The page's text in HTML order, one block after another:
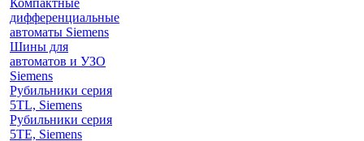
Компактные
дифференциальные
автоматы Siemens
Шины для
автоматов и УЗО
Siemens
Рубильники серия
5TL, Siemens
Рубильники серия
5TE, Siemens